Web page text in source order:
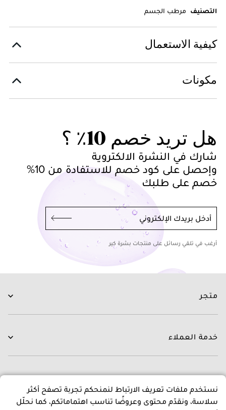
التصنيف مرطب الجسم
كيفية الاستعمال
مكونات
هل تريد خصم 10٪ ؟
شارك في النشرة الالكتروية
وإحصل على كود خصم للاستفادة من 10%
خصم على طلبك
أدخل بريدك الإلكتروني
أرغب في تلقي رسائل على منتجات بشرة كير
متجر
العناية بالشعر
العلامات التجارية
العروض
خدمة العملاء
التوصيل
التبديل و الاسترجاع
الدفع
عن متجرنا
عن بشرة كير
نستخدم ملفات تعريف الارتباط لنمنحكم تجربة تصفح أكثر
سلاسة، ونقدّم محتوى وعروضًا تناسب اهتماماتكم، كما نحلّل